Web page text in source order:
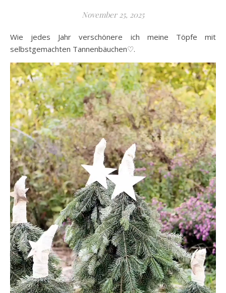
November 25, 2025
Wie jedes Jahr verschönere ich meine Töpfe mit
selbstgemachten Tannenbäuchen♡.